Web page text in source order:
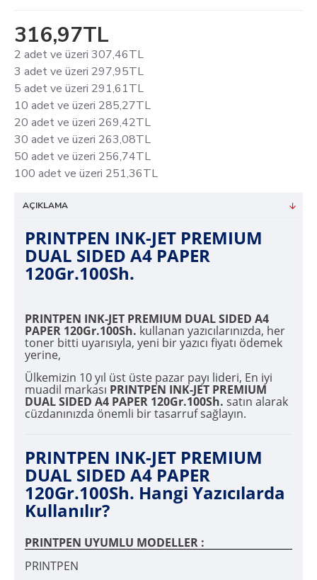
316,97TL
2 adet ve üzeri 307,46TL
3 adet ve üzeri 297,95TL
5 adet ve üzeri 291,61TL
10 adet ve üzeri 285,27TL
20 adet ve üzeri 269,42TL
30 adet ve üzeri 263,08TL
50 adet ve üzeri 256,74TL
100 adet ve üzeri 251,36TL
AÇIKLAMA
PRINTPEN INK-JET PREMIUM
DUAL SIDED A4 PAPER
120Gr.100Sh.
PRINTPEN INK-JET PREMIUM DUAL SIDED A4
PAPER 120Gr.100Sh. kullanan yazıcılarınızda, her
toner bitti uyarısıyla, yeni bir yazıcı fiyatı ödemek
yerine,
Ülkemizin 10 yıl üst üste pazar payı lideri, En iyi
muadil markası PRINTPEN INK-JET PREMIUM
DUAL SIDED A4 PAPER 120Gr.100Sh. satın alarak
cüzdanınızda önemli bir tasarruf sağlayın.
PRINTPEN INK-JET PREMIUM
DUAL SIDED A4 PAPER
120Gr.100Sh. Hangi Yazıcılarda
Kullanılır?
PRINTPEN UYUMLU MODELLER :
PRINTPEN